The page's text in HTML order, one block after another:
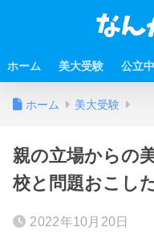
ホーム 美大受験 公立
ホーム 美大受験
親の立場からの
校と問題おこし
2022年10月20日